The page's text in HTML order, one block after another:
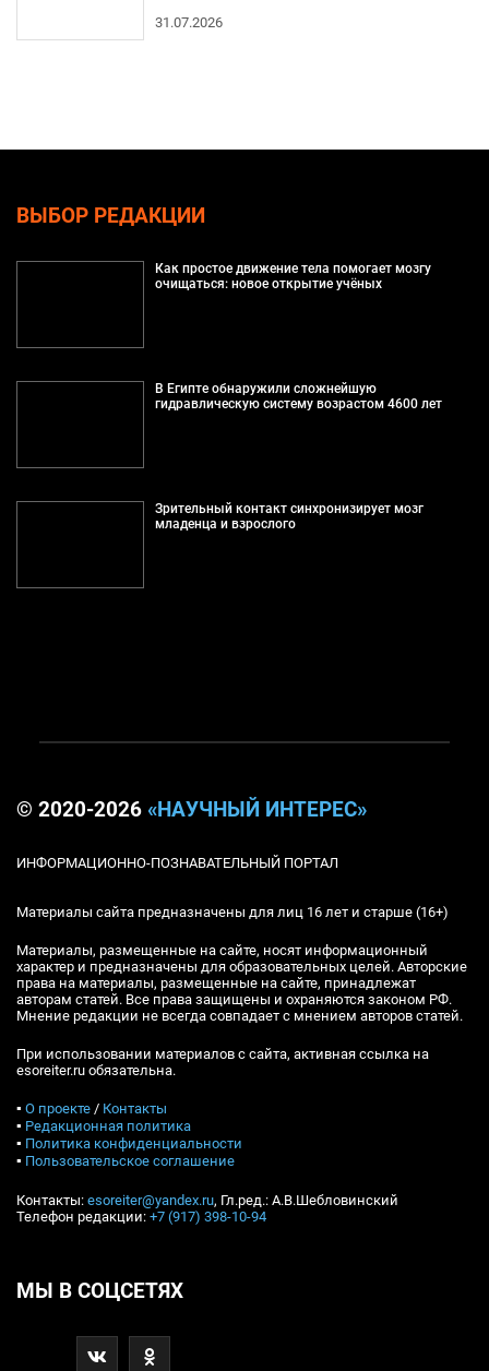
31.07.2026
ВЫБОР РЕДАКЦИИ
Как простое движение тела помогает мозгу
очищаться: новое открытие учёных
В Египте обнаружили сложнейшую
гидравлическую систему возрастом 4600 лет
Зрительный контакт синхронизирует мозг
младенца и взрослого
© 2020-2026 «НАУЧНЫЙ ИНТЕРЕС»
ИНФОРМАЦИОННО-ПОЗНАВАТЕЛЬНЫЙ ПОРТАЛ
Материалы сайта предназначены для лиц 16 лет и старше (16+)
Материалы, размещенные на сайте, носят информационный
характер и предназначены для образовательных целей. Авторские
права на материалы, размещенные на сайте, принадлежат
авторам статей. Все права защищены и охраняются законом РФ.
Мнение редакции не всегда совпадает с мнением авторов статей.
При использовании материалов с сайта, активная ссылка на
esoreiter.ru обязательна.
▪ О проекте / Контакты
▪ Редакционная политика
▪ Политика конфиденциальности
▪ Пользовательское соглашение
Контакты: esoreiter@yandex.ru, Гл.ред.: А.В.Шебловинский
Телефон редакции: +7 (917) 398-10-94
МЫ В СОЦСЕТЯХ